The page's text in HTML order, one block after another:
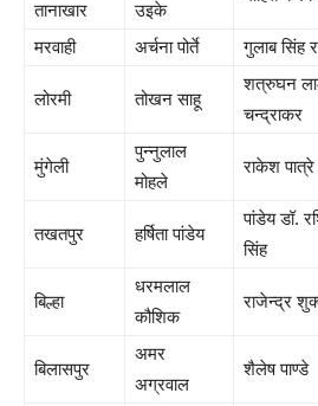
तानाखार
उइके
मरवाही अर्चना पोर्ते गुलाब सिंह
लोरमी तोखन साहू
शत्रुघन
चन्द्राकर
मुंगेली
पुन्नुलाल
मोहले
राकेश पात्रे
तखतपुर हर्षिता पांडेय
पांडेय डॉ.
सिंह
बिल्हा
धरमलाल
कौशिक
राजेन्द्र
बिलासपुर
अमर
अग्रवाल
शैलेष पाण्डे